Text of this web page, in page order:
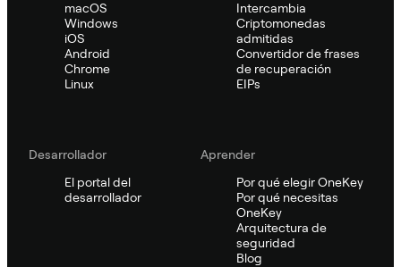
macOS
Windows
iOS
Android
Chrome
Linux
Intercambia
Criptomonedas
admitidas
Convertidor de frases
de recuperación
EIPs
Desarrollador
El portal del
desarrollador
Aprender
Por qué elegir OneKey
Por qué necesitas
OneKey
Arquitectura de
seguridad
Blog